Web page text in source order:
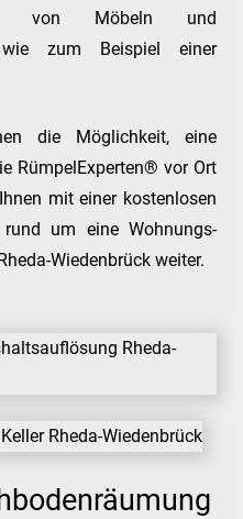
von Möbeln und
wie zum Beispiel einer
die Möglichkeit, eine
RümpelExperten® vor Ort
mit einer kostenlosen
um eine Wohnungs-
Wiedenbrück weiter.